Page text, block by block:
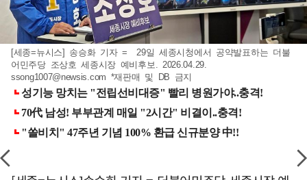
[세종=뉴시스] 송승화 기자 = 29일 세종시청에서 공약발표하는 더불
어민주당 조상호 세종시장 예비후보. 2026.04.29.
ssong1007@newsis.com *재판매 및 DB 금지